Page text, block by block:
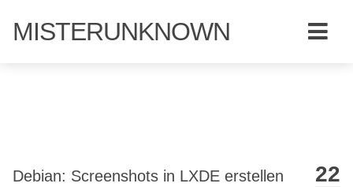
MISTERUNKNOWN
22
Debian: Screenshots in LXDE erstellen